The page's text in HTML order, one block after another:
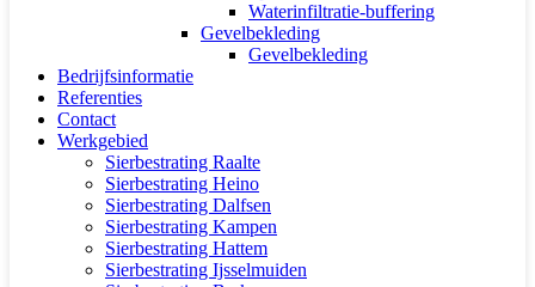
Waterinfiltratie-buffering
Gevelbekleding
Gevelbekleding
Bedrijfsinformatie
Referenties
Contact
Werkgebied
Sierbestrating Raalte
Sierbestrating Heino
Sierbestrating Dalfsen
Sierbestrating Kampen
Sierbestrating Hattem
Sierbestrating Ijsselmuiden